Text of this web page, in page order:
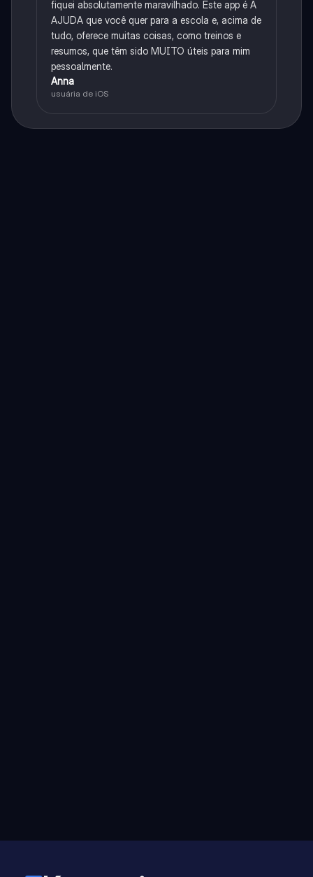
fiquei absolutamente maravilhado. Este app é A
AJUDA que você quer para a escola e, acima de
tudo, oferece muitas coisas, como treinos e
resumos, que têm sido MUITO úteis para mim
pessoalmente.
Anna
usuária de iOS